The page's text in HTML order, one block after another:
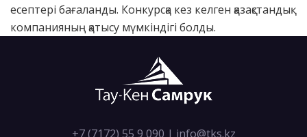
есептері бағаланды. Конкурсқа кез келген қазақстандық
компанияның қатысу мүмкіндігі болды.
+7 (7172) 55 9 090 | info@tks.kz